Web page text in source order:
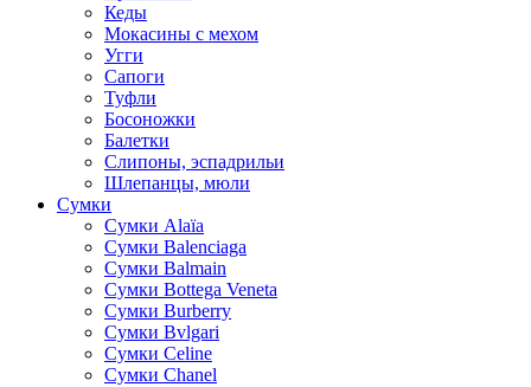
Кеды
Мокасины с мехом
Угги
Сапоги
Туфли
Босоножки
Балетки
Слипоны, эспадрильи
Шлепанцы, мюли
Сумки
Cумки Alaïa
Сумки Balenciaga
Сумки Balmain
Сумки Bottega Veneta
Сумки Burberry
Сумки Bvlgari
Сумки Celine
Сумки Chanel